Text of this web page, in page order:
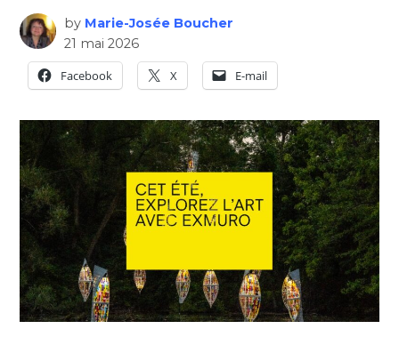
by Marie-Josée Boucher
21 mai 2026
Facebook
X E-mail